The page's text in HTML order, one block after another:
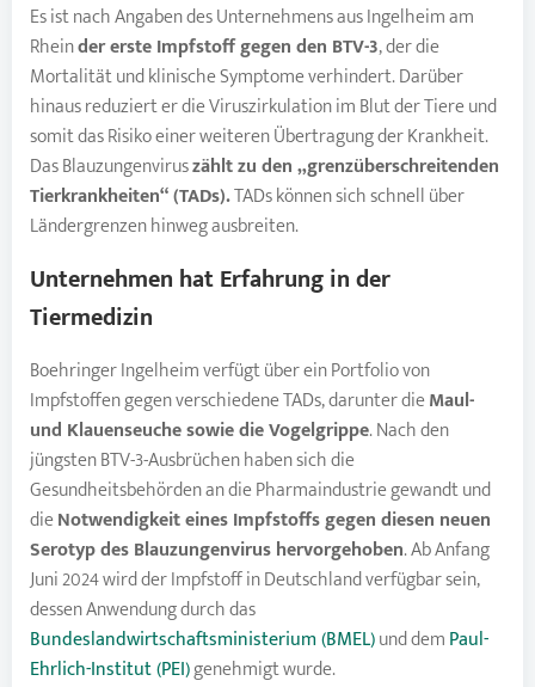
Es ist nach Angaben des Unternehmens aus Ingelheim am
Rheinder ersteImpfstoffgegen den BTV-3, der die
Mortalität und klinische Symptome verhindert. Darüber
hinaus reduziert er die Viruszirkulation im Blut der Tiere und
somit das Risiko einer weiteren Übertragung der Krankheit.
Das Blauzungenviruszählt zu den „grenzüberschreitenden
Tierkrankheiten“ (TADs).TADs können sich schnell über
Ländergrenzen hinweg ausbreiten.
Unternehmen hat Erfahrung in der
Tiermedizin
Boehringer Ingelheim verfügt über ein Portfolio von
Impfstoffen gegen verschiedene TADs, darunter dieMaul-
und Klauenseuche sowie die Vogelgrippe. Nach den
jüngsten BTV-3-Ausbrüchen haben sich die
Gesundheitsbehörden an die Pharmaindustrie gewandt und
dieNotwendigkeit eines Impfstoffs gegen diesen neuen
Serotyp des Blauzungenvirus hervorgehoben. Ab Anfang
Juni 2024 wird der Impfstoff in Deutschland verfügbar sein,
dessen Anwendung durch das
Bundeslandwirtschaftsministerium (BMEL)und demPaul-
Ehrlich-Institut (PEI)genehmigt wurde.